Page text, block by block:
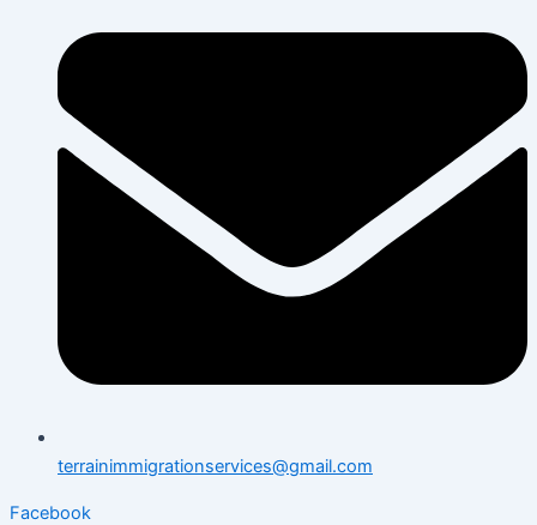
terrainimmigrationservices@gmail.com
Facebook